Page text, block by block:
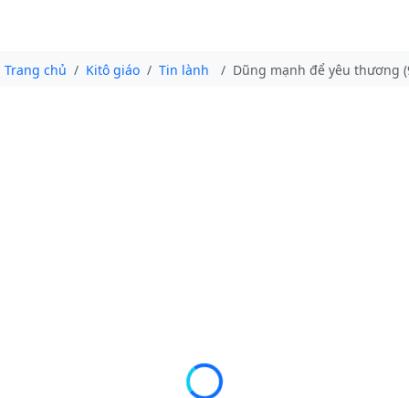
Trang chủ Kitô giáo Tin lành Dũng mạnh để yêu thương